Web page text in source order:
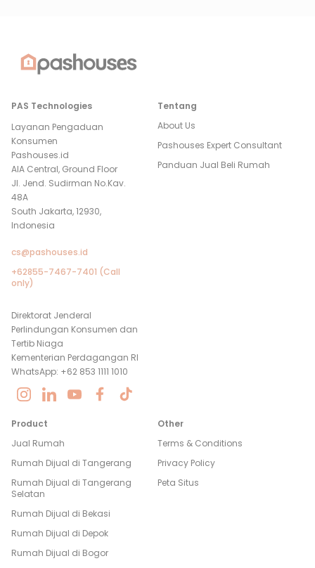
PAS Technologies
Layanan Pengaduan
Konsumen
Pashouses.id
AIA Central, Ground Floor
Jl. Jend. Sudirman No.Kav.
48A
South Jakarta, 12930,
Indonesia
cs@pashouses.id
+62855-7467-7401 (Call
only)
Direktorat Jenderal
Perlindungan Konsumen dan
Tertib Niaga
Kementerian Perdagangan RI
WhatsApp: +62 853 1111 1010
Tentang
About Us
Pashouses Expert Consultant
Panduan Jual Beli Rumah
Product
Jual Rumah
Rumah Dijual di Tangerang
Rumah Dijual di Tangerang
Selatan
Rumah Dijual di Bekasi
Rumah Dijual di Depok
Rumah Dijual di Bogor
Other
Terms & Conditions
Privacy Policy
Peta Situs